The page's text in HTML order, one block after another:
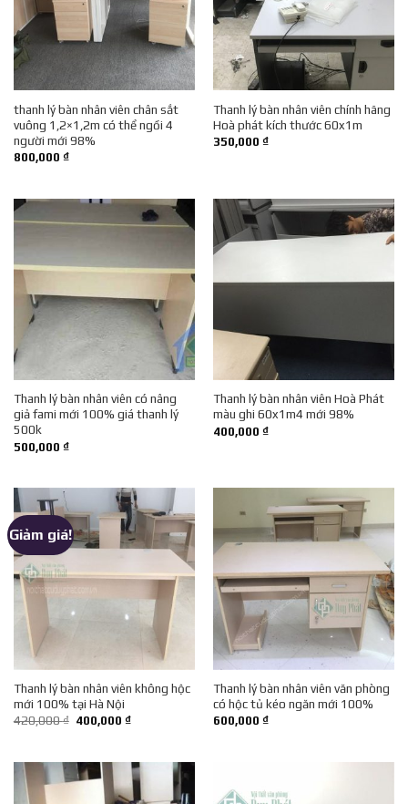
thanh lý bàn nhân viên chân sắt
vuông 1,2×1,2m có thể ngồi 4
người mới 98%
800,000 ₫
Thanh lý bàn nhân viên chính hãng
Hoà phát kích thước 60x1m
350,000 ₫
Thanh lý bàn nhân viên có nâng
giả fami mới 100% giá thanh lý
500k
500,000 ₫
Thanh lý bàn nhân viên Hoà Phát
màu ghi 60x1m4 mới 98%
400,000 ₫
Giảm giá!
Thanh lý bàn nhân viên không hộc
mới 100% tại Hà Nội
420,000₫ Giá
400,000 ₫Giá
400,000 ₫.
Thanh lý bàn nhân viên văn phòng
có hộc tủ kéo ngăn mới 100%
600,000 ₫